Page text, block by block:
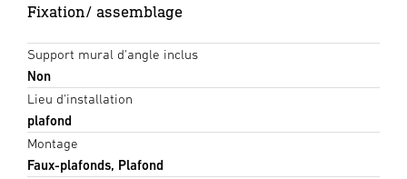
Fixation/ assemblage
Support mural d'angle inclus
Non
Lieu d'installation
plafond
Montage
Faux-plafonds, Plafond